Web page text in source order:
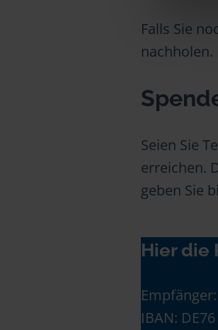
Falls Sie
Seien Sie
erreichen.
geben Sie
Hier die
IBAN: